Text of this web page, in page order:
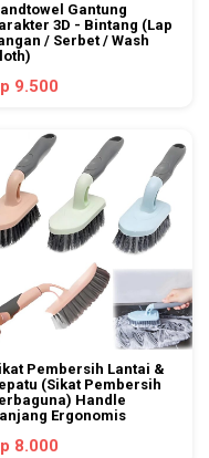
Gantung
3D - Bintang (Lap
/ Serbet / Wash
9.500
Pembersih Lantai &
(Sikat Pembersih
Handle
Ergonomis
8.000